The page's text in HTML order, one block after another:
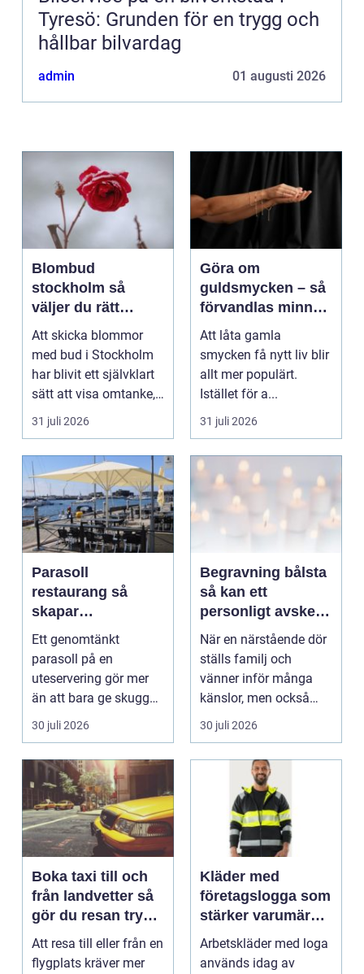
Tyresö: Grunden för en trygg och
hållbar bilvardag
admin 01 augusti 2026
Blombud
stockholm så
väljer du rätt
blommor för varje
tillfälle
Att skicka blommor
med bud i Stockholm
har blivit ett självklart
sätt att visa omtanke,
fira stora h...
31 juli 2026
Göra om
guldsmycken – så
förvandlas minnen
till nya favoriter
Att låta gamla
smycken få nytt liv blir
allt mer populärt.
Istället för a...
31 juli 2026
Parasoll
restaurang så
skapar
uteserveringen rätt
känsla året runt
Ett genomtänkt
parasoll på en
uteservering gör mer
än att bara ge skugga.
Det påverkar hur länge
gäs...
30 juli 2026
Begravning bålsta
så kan ett
personligt avsked
formas
När en närstående dör
ställs familj och
vänner inför många
känslor, men också
praktiska beslut. En b...
30 juli 2026
Boka taxi till och
från landvetter så
gör du resan trygg
och smidig
Att resa till eller från en
flygplats kräver mer
Kläder med
företagslogga som
stärker varumärket
varje dag
Arbetskläder med loga
används idag av